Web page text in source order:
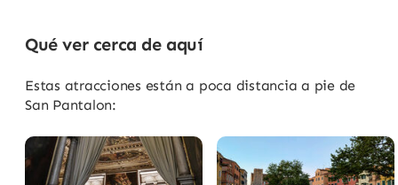
Qué ver cerca de aquí
Estas atracciones están a poca distancia a pie de
San Pantalon: